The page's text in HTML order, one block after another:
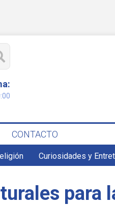
CONTACTO
Curiosidades y
para